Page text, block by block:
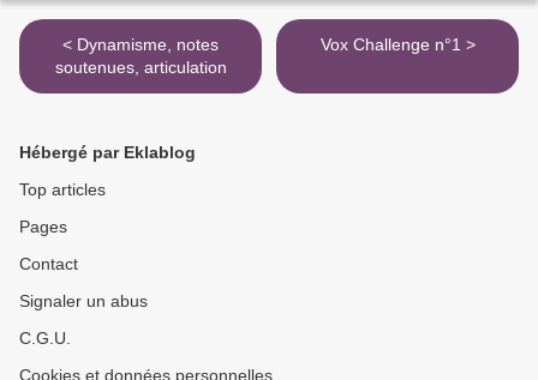
< Dynamisme, notes
soutenues, articulation
Vox Challenge n°1 >
Hébergé par Eklablog
Top articles
Pages
Contact
Signaler un abus
C.G.U.
Cookies et données personnelles